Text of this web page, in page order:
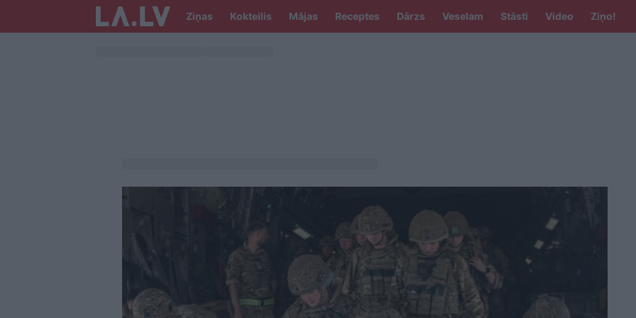
Ziņas Kokteilis Mājas Receptes Dārzs Veselam Stāsti Video Ziņo!